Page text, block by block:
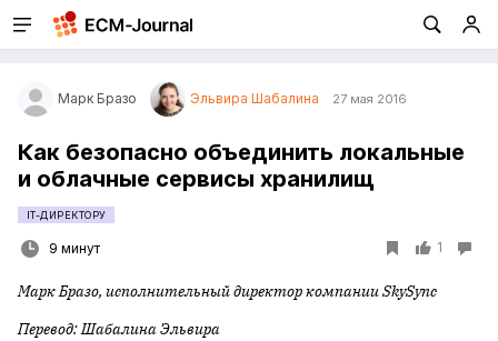
Марк Бразо Эльвира Шабалина 27 мая 2016
Как безопасно объединить локальные
и облачные сервисы хранилищ
IT-ДИРЕКТОРУ
9 минут 1
Марк Бразо, исполнительный директор компанииSkySync
Перевод: Шабалина Эльвира